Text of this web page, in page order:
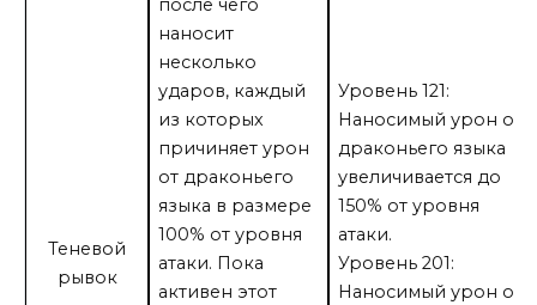
Теневой
рывок
после чего
наносит
несколько
ударов, каждый
из которых
причиняет урон
от драконьего
языка в размере
100% от уровня
атаки. Пока
активен этот
Уровень 121:
Наносимый урон от
драконьего языка
увеличивается до
150% от уровня
атаки.
Уровень 201:
Наносимый урон от